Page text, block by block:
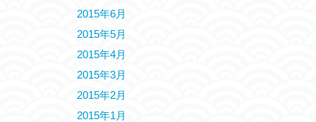
2015年6月
2015年5月
2015年4月
2015年3月
2015年2月
2015年1月